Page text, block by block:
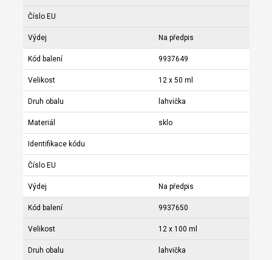
Číslo EU
Výdej Na předpis
Kód balení 9937649
Velikost 12 x 50 ml
Druh obalu lahvička
Materiál sklo
Identifikace kódu
Číslo EU
Výdej Na předpis
Kód balení 9937650
Velikost 12 x 100 ml
Druh obalu lahvička